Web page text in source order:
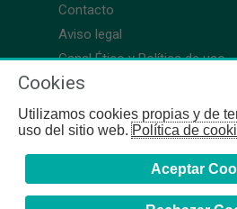
Contacto
Aviso legal
Canal Ético y Política de uso
Cookies
Utilizamos cookies propias y de
uso del sitio web.Política de
Aceptar